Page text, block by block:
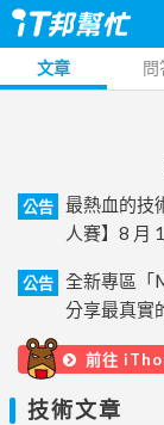
文章 問
公告
最熱血的技
人賽】8 月
公告
全新專區「
分享最真實
前往
技術文章